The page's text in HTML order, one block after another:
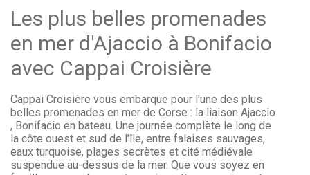
Les plus belles promenades
en mer d'Ajaccio à Bonifacio
avec Cappai Croisière
Cappai Croisière vous embarque pour l'une des plus
belles promenades en mer de Corse : la liaison Ajaccio
, Bonifacio en bateau. Une journée complète le long de
la côte ouest et sud de l'île, entre falaises sauvages,
eaux turquoise, plages secrètes et cité médiévale
suspendue au-dessus de la mer. Que vous soyez en